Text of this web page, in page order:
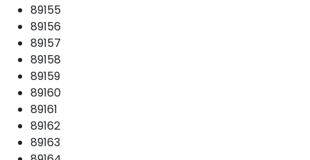
89155
89156
89157
89158
89159
89160
89161
89162
89163